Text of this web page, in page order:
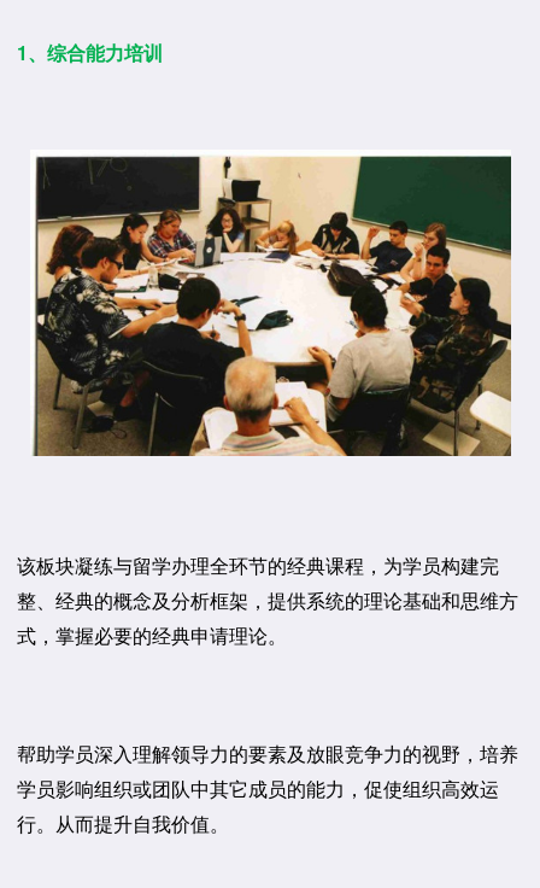
1、综合能力培训
该板块凝练与留学办理全环节的经典课程，为学员构建完
整、经典的概念及分析框架，提供系统的理论基础和思维方
式，掌握必要的经典申请理论。
帮助学员深入理解领导力的要素及放眼竞争力的视野，培养
学员影响组织或团队中其它成员的能力，促使组织高效运
行。从而提升自我价值。